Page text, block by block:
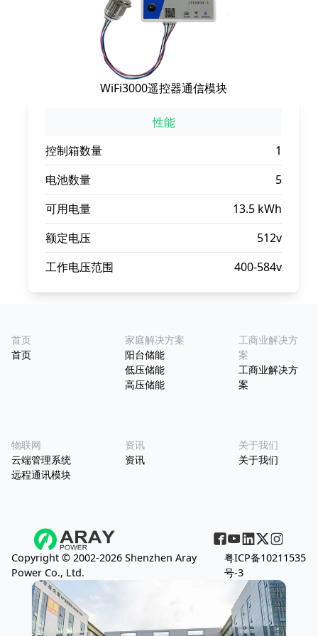
WiFi3000遥控器通信模块
性能
控制箱数量
1
电池数量
5
可用电量
13.5 kWh
额定电压
512v
工作电压范围
400-584v
首页
首页
家庭解决方案
阳台储能
低压储能
高压储能
工商业解决方
案
工商业解决方
案
物联网
云端管理系统
远程通讯模块
资讯
资讯
关于我们
关于我们
Copyright © 2002-2026 Shenzhen Aray
Power Co., Ltd.
粤ICP备10211535
号-3